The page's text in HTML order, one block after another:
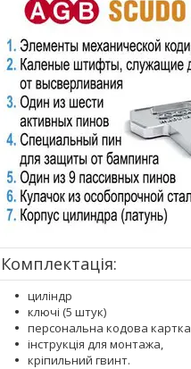
Комплектація:
циліндр
ключі (5 штук)
персональна кодова картка
інструкція для монтажа,
кріпильний гвинт.